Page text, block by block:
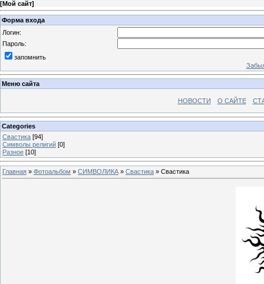
[Мой сайт]
Форма входа
Логин:
Пароль:
запомнить
Меню сайта
НОВОСТИ О САЙТЕ
Categories
Свастика [94]
Символы религий [0]
Разное [10]
Главная » Фотоальбом » СИМВОЛИКА » Свастика » Свастика